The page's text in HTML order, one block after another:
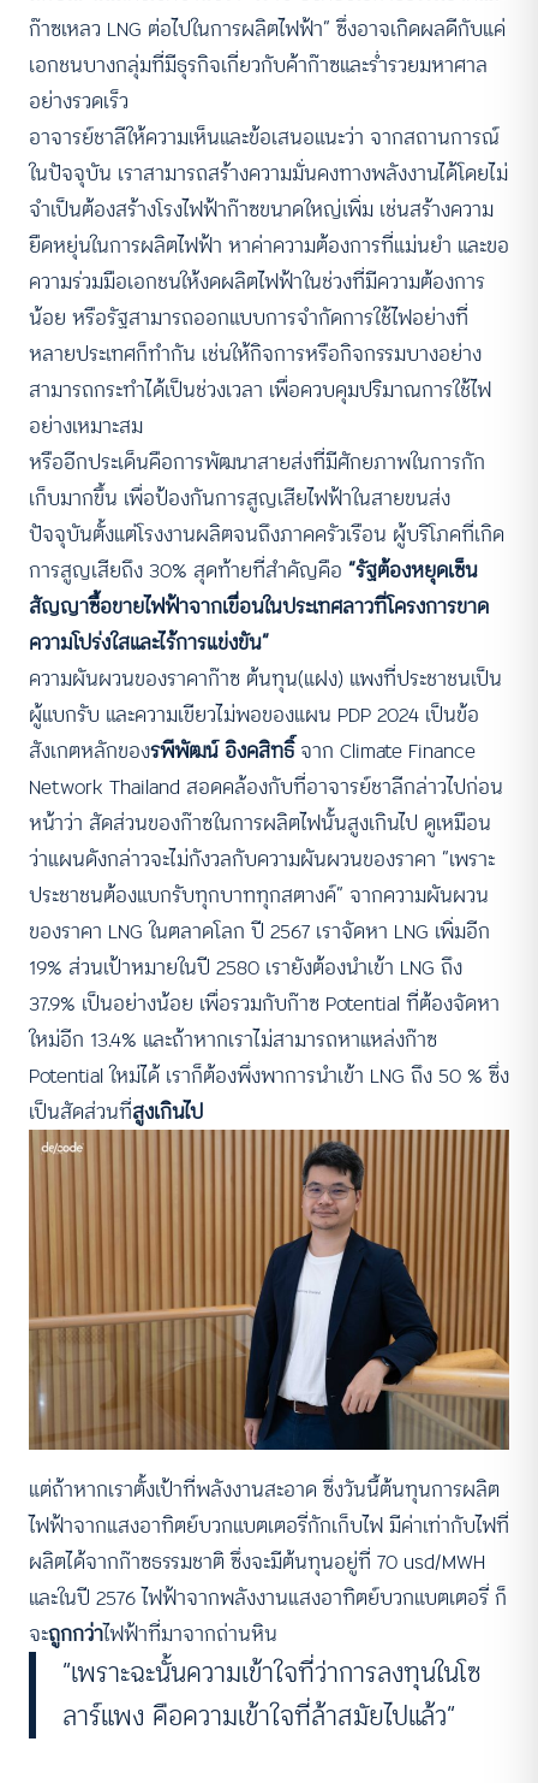
ก๊าซเหลว LNG ต่อไปในการผลิตไฟฟ้า” ซึ่งอาจเกิดผลดีกับแค่
เอกชนบางกลุ่มที่มีธุรกิจเกี่ยวกับค้าก๊าซและร่ำรวยมหาศาล
อย่างรวดเร็ว
อาจารย์ชาลีให้ความเห็นและข้อเสนอแนะว่า จากสถานการณ์
ในปัจจุบัน เราสามารถสร้างความมั่นคงทางพลังงานได้โดยไม่
จำเป็นต้องสร้างโรงไฟฟ้าก๊าซขนาดใหญ่เพิ่ม เช่นสร้างความ
ยืดหยุ่นในการผลิตไฟฟ้า หาค่าความต้องการที่แม่นยำ และขอ
ความร่วมมือเอกชนให้งดผลิตไฟฟ้าในช่วงที่มีความต้องการ
น้อย หรือรัฐสามารถออกแบบการจำกัดการใช้ไฟอย่างที่
หลายประเทศก็ทำกัน เช่นให้กิจการหรือกิจกรรมบางอย่าง
สามารถกระทำได้เป็นช่วงเวลา เพื่อควบคุมปริมาณการใช้ไฟ
อย่างเหมาะสม
หรืออีกประเด็นคือการพัฒนาสายส่งที่มีศักยภาพในการกัก
เก็บมากขึ้น เพื่อป้องกันการสูญเสียไฟฟ้าในสายขนส่ง
ปัจจุบันตั้งแต่โรงงานผลิตจนถึงภาคครัวเรือน ผู้บริโภคที่เกิด
การสูญเสียถึง 30% สุดท้ายที่สำคัญคือ “รัฐต้องหยุดเซ็น
สัญญาซื้อขายไฟฟ้าจากเขื่อนในประเทศลาวที่โครงการขาด
ความโปร่งใสและไร้การแข่งขัน”
ความผันผวนของราคาก๊าซ ต้นทุน(แฝง) แพงที่ประชาชนเป็น
ผู้แบกรับ และความเขียวไม่พอของแผน PDP 2024 เป็นข้อ
สังเกตหลักของรพีพัฒน์ อิงคสิทธิ์จาก Climate Finance
Network Thailand สอดคล้องกับที่อาจารย์ชาลีกล่าวไปก่อน
หน้าว่า สัดส่วนของก๊าซในการผลิตไฟนั้นสูงเกินไป ดูเหมือน
ว่าแผนดังกล่าวจะไม่กังวลกับความผันผวนของราคา “เพราะ
ประชาชนต้องแบกรับทุกบาททุกสตางค์” จากความผันผวน
ของราคา LNG ในตลาดโลก ปี 2567 เราจัดหา LNG เพิ่มอีก
19% ส่วนเป้าหมายในปี 2580 เรายังต้องนำเข้า LNG ถึง
37.9% เป็นอย่างน้อย เพื่อรวมกับก๊าซ Potential ที่ต้องจัดหา
ใหม่อีก 13.4% และถ้าหากเราไม่สามารถหาแหล่งก๊าซ
Potential ใหม่ได้ เราก็ต้องพึ่งพาการนำเข้า LNG ถึง 50 % ซึ่ง
เป็นสัดส่วนที่สูงเกินไป
แต่ถ้าหากเราตั้งเป้าที่พลังงานสะอาด ซึ่งวันนี้ต้นทุนการผลิต
ไฟฟ้าจากแสงอาทิตย์บวกแบตเตอรี่กักเก็บไฟ มีค่าเท่ากับไฟที่
ผลิตได้จากก๊าซธรรมชาติ ซึ่งจะมีต้นทุนอยู่ที่ 70 usd/MWH
และในปี 2576 ไฟฟ้าจากพลังงานแสงอาทิตย์บวกแบตเตอรี่ ก็
จะถูกกว่าไฟฟ้าที่มาจากถ่านหิน
“เพราะฉะนั้นความเข้าใจที่ว่าการลงทุนในโซ
ลาร์แพง คือความเข้าใจที่ล้าสมัยไปแล้ว”